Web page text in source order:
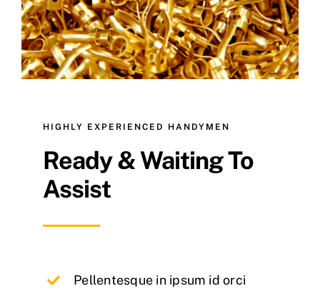
HIGHLY EXPERIENCED HANDYMEN
Ready & Waiting To
Assist
Pellentesque in ipsum id orci